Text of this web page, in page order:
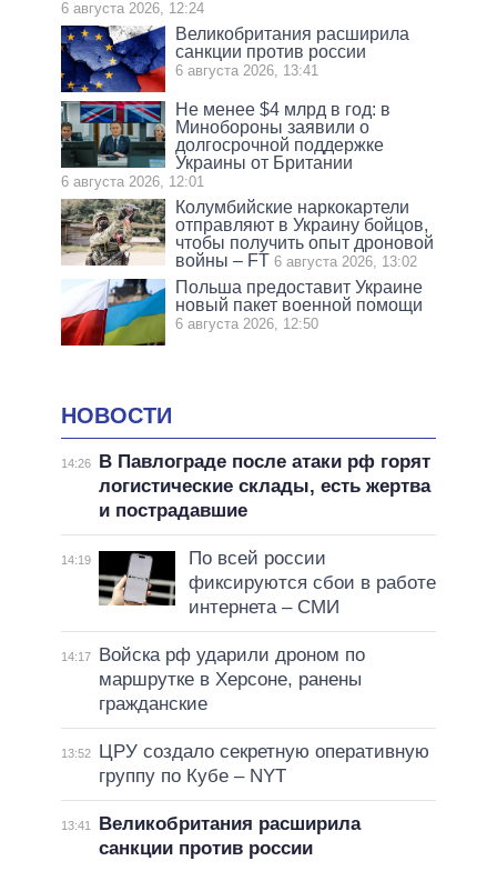
6 августа 2026, 12:24
Великобритания расширила
санкции против россии
6 августа 2026, 13:41
Не менее $4 млрд в год: в
Минобороны заявили о
долгосрочной поддержке
Украины от Британии
6 августа 2026, 12:01
Колумбийские наркокартели
отправляют в Украину бойцов,
чтобы получить опыт дроновой
войны – FT 6 августа 2026, 13:02
Польша предоставит Украине
новый пакет военной помощи
6 августа 2026, 12:50
НОВОСТИ
14:26
В Павлограде после атаки рф горят
логистические склады, есть жертва
и пострадавшие
14:19
По всей россии
фиксируются сбои в работе
интернета – СМИ
14:17
Войска рф ударили дроном по
маршрутке в Херсоне, ранены
гражданские
13:52
ЦРУ создало секретную оперативную
группу по Кубе – NYT
13:41
Великобритания расширила
санкции против россии